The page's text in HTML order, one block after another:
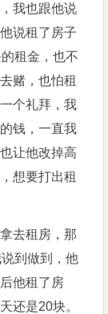
我也跟他说
说租了房子
租金，也不
赌，也怕租
个礼拜，我
钱，一直我
让他改掉高
想要打出租
去租房，那
到做到，他
他租了房
还是20块。